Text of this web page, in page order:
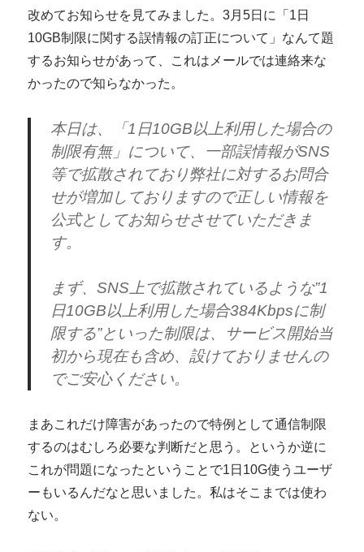
改めてお知らせを見てみました。3月5日に「1日
10GB制限に関する誤情報の訂正について」なんて題
するお知らせがあって、これはメールでは連絡来な
かったので知らなかった。
本日は、「1日10GB以上利用した場合の
制限有無」について、一部誤情報がSNS
等で拡散されており弊社に対するお問合
せが増加しておりますので正しい情報を
公式としてお知らせさせていただきま
す。
まず、SNS上で拡散されているような”1
日10GB以上利用した場合384Kbpsに制
限する”といった制限は、サービス開始当
初から現在も含め、設けておりませんの
でご安心ください。
まあこれだけ障害があったので特例として通信制限
するのはむしろ必要な判断だと思う。というか逆に
これが問題になったということで1日10G使うユーザ
ーもいるんだなと思いました。私はそこまでは使わ
ない。